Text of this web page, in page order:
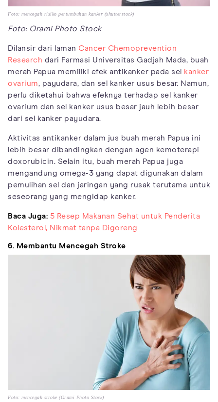
Foto: mencegah risiko pertumbuhan kanker (shutterstock)
Foto: Orami Photo Stock
Dilansir dari laman Cancer Chemoprevention
Research dari Farmasi Universitas Gadjah Mada, buah
merah Papua memiliki efek antikanker pada sel
kanker
ovarium, payudara, dan sel kanker usus besar. Namun,
perlu diketahui bahwa efeknya terhadap sel kanker
ovarium dan sel kanker usus besar jauh lebih besar
dari sel kanker payudara.
Aktivitas antikanker dalam jus buah merah Papua ini
lebih besar dibandingkan dengan agen kemoterapi
doxorubicin. Selain itu, buah merah Papua juga
mengandung omega-3 yang dapat digunakan dalam
pemulihan sel dan jaringan yang rusak terutama untuk
seseorang yang mengidap kanker.
Baca Juga: 5 Resep Makanan Sehat untuk Penderita
Kolesterol, Nikmat tanpa Digoreng
6. Membantu Mencegah Stroke
Foto: mencegah stroke (Orami Photo Stock)